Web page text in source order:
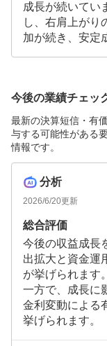
成長が続いてい
し、右肩上がり
加が続き、安定
今後の業績チェッ
最新の決算短信・有
与する可能性がある
情報です。
分析
2026/6/20更新
総合評価
今後の収益成長
出拡大と資金運
が挙げられます。
一方で、成長に
金利変動による
挙げられます。